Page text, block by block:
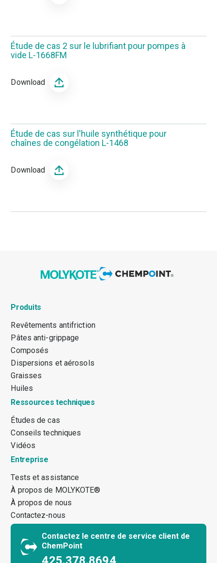
Étude de cas 2 sur le lubrifiant pour pompes à
vide L-1668FM
Download
Étude de cas sur l'huile synthétique pour
chaînes de congélation L-1468
Download
Produits
Revêtements antifriction
Pâtes anti-grippage
Composés
Dispersions et aérosols
Graisses
Huiles
Ressources techniques
Études de cas
Conseils techniques
Vidéos
Entreprise
Tests et assistance
À propos de MOLYKOTE®
À propos de nous
Contactez-nous
Contactez le centre de service client de
ChemPoint